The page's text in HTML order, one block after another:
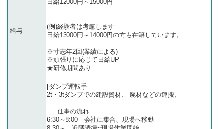
給与
日給12000円～15000円
(例)経験者は考慮します
日給13000円～14000円の方も在籍しています。
※寸志年2回(業績による)
※頑張りに応じて日給UP
★研修期間あり
[ダンプ運転手]
2t・3tダンプでの建設資材、 廃材などの運搬。
~ 仕事の流れ ~
6:30～8:00 会社に集合、現場へ移動